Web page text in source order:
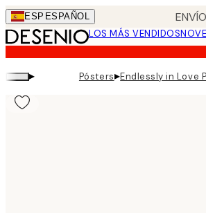
Skip
to
main
content.
ESP ESPAÑOL
LOS MÁS VENDIDOS
▸ Pósters▸Endlessly in Love